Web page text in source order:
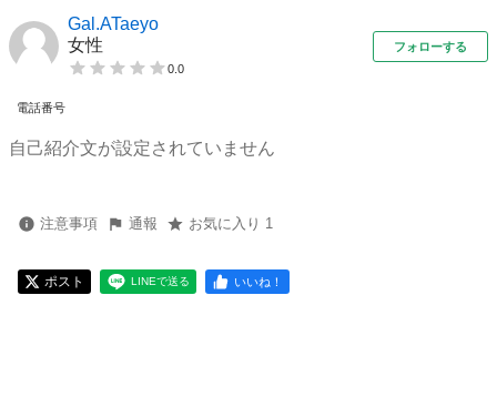
Gal.ATaeyo
女性
0.0
フォローする
電話番号
自己紹介文が設定されていません
注意事項 通報 お気に入り 1
ポスト LINEで送る いいね！